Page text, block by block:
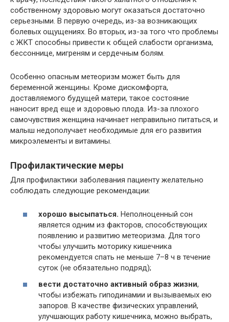
собственному здоровью могут оказаться достаточно
серьезными. В первую очередь, из-за возникающих
болевых ощущениях. Во вторых, из-за того что проблемы
с ЖКТ способны привести к общей слабости организма,
бессоннице, мигреням и сердечным болям.
Особенно опасным метеоризм может быть для
беременной женщины. Кроме дискомфорта,
доставляемого будущей матери, такое состояние
наносит вред еще и здоровью плода. Из-за плохого
самочувствия женщина начинает неправильно питаться, и
малыш недополучает необходимые для его развития
микроэлементы и витамины.
Профилактические меры
Для профилактики заболевания пациенту желательно
соблюдать следующие рекомендации:
хорошо высыпаться. Неполноценный сон
является одним из факторов, способствующих
появлению и развитию метеоризма. Для того
чтобы улучшить моторику кишечника
рекомендуется спать не меньше 7–8 ч в течение
суток (не обязательно подряд);
вести достаточно активный образ жизни,
чтобы избежать гиподинамии и вызываемых ею
запоров. В качестве физических управлений,
улучшающих работу кишечника, можно выбрать,